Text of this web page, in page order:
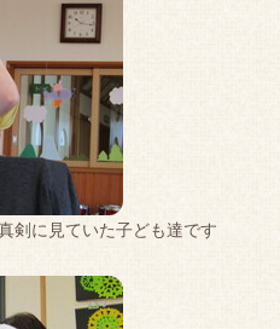
剣に見ていた子ども達です